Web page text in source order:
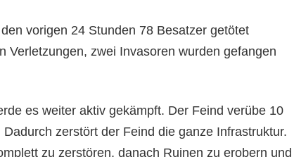
vorigen 24 Stunden 78 Besatzer getötet
Verletzungen, zwei Invasoren wurden gefangen
es weiter aktiv gekämpft. Der Feind verübe 10
zerstört der Feind die ganze Infrastruktur.
zu zerstören, danach Ruinen zu erobern und